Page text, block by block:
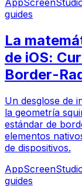
guides
La
de iOS:
Border-
Un desglose de
la geometría
estándar de
elementos
de dispositivos.
guides